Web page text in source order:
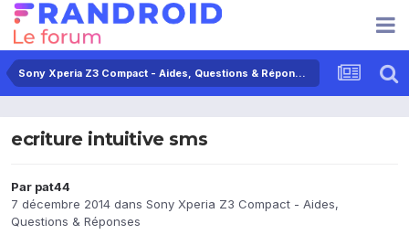
Sony Xperia Z3 Compact - Aides, Questions & Réponses
ecriture intuitive sms
Par pat44
7 décembre 2014 dans Sony Xperia Z3 Compact - Aides,
Questions & Réponses